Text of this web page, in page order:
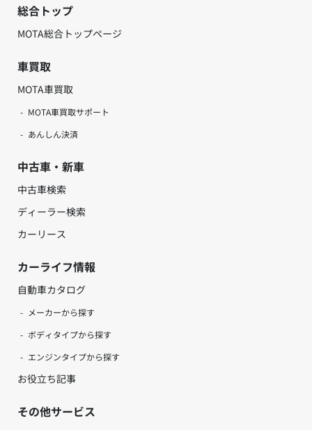
総合トップ
MOTA総合トップページ
車買取
MOTA車買取
MOTA車買取サポート
あんしん決済
中古車・新車
中古車検索
ディーラー検索
カーリース
カーライフ情報
自動車カタログ
メーカーから探す
ボディタイプから探す
エンジンタイプから探す
お役立ち記事
その他サービス